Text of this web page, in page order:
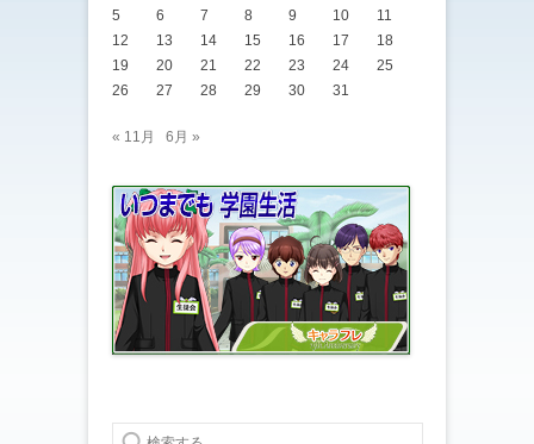
5
6 7 8 9 10
11
12
13 14 15 16 17
18
19
20 21 22 23 24
25
26
27 28 29 30 31
« 11月 6月 »
検索する